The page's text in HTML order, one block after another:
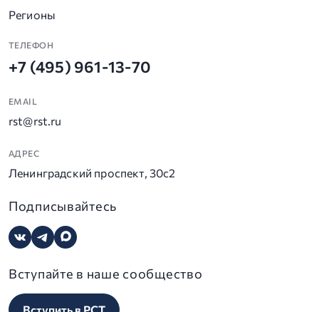
Регионы
ТЕЛЕФОН
+7 (495) 961-13-70
EMAIL
rst@rst.ru
АДРЕС
Ленинградский проспект, 30с2
Подписывайтесь
Вступайте в наше сообщество